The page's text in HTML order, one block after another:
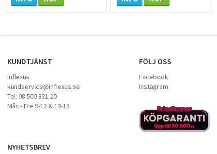
KUNDTJÄNST
Inflexus
kundservice@inflexus.se
Tel: 08 500 331 20
Mån - Fre 9-12 & 13-15
FÖLJ OSS
Facebook
Instagram
NYHETSBREV